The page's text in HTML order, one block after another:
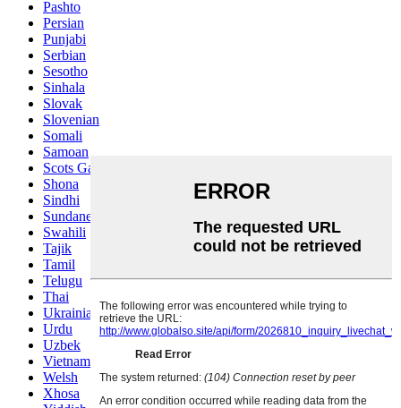
Pashto
Persian
Punjabi
Serbian
Sesotho
Sinhala
Slovak
Slovenian
Somali
Samoan
Scots Gaelic
Shona
Sindhi
Sundanese
Swahili
Tajik
Tamil
Telugu
Thai
Ukrainian
Urdu
Uzbek
Vietnamese
Welsh
Xhosa